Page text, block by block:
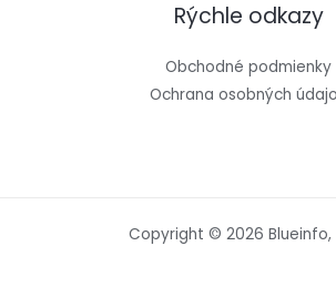
Rýchle odkazy
Obchodné podmienky
Ochrana osobných
Copyright © 2026 Blueinfo,